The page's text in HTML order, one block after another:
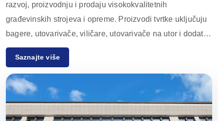
razvoj, proizvodnju i prodaju visokokvalitetnih
građevinskih strojeva i opreme. Proizvodi tvrtke uključuju
bagere, utovarivače, viličare, utovarivače na utor i dodatnu
opremu, koji se široko koriste u poljoprivredi,
građevinarstvu, rudarstvu i drugim industrijama.
Zahvaljujući inovativnim istraživačkim i razvojnim
sposobnostima te strogoj kontroli kvalitete, oprema tvrtke
Rippa Machinery uživa visok ugled diljem svijeta.
Saznajte više